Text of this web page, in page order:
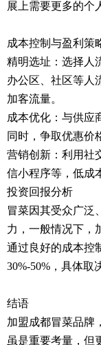
展上需要更多的个
成本控制与盈利策
精明选址：选择人
办公区、社区等人
加客流量。
成本优化：与供应
同时，争取优惠价
营销创新：利用社
信小程序等，低成
投资回报分析
冒菜因其受众广泛
力，一般情况下，
通过良好的成本控
30%-50%，具体取
结语
加盟成都冒菜品牌
虽是重要考量，但